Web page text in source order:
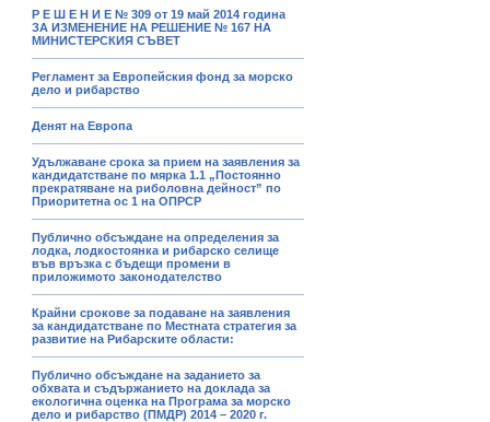
Р Е Ш Е Н И Е № 309 от 19 май 2014 година
ЗА ИЗМЕНЕНИЕ НА РЕШЕНИЕ № 167 НА
МИНИСТЕРСКИЯ СЪВЕТ
Регламент за Европейския фонд за морско
дело и рибарство
Денят на Европа
Удължаване срока за прием на заявления за
кандидатстване по мярка 1.1 „Постоянно
прекратяване на риболовна дейност” по
Приоритетна ос 1 на ОПРСР
Публично обсъждане на определения за
лодка, лодкостоянка и рибарско селище
във връзка с бъдещи промени в
приложимото законодателство
Крайни срокове за подаване на заявления
за кандидатстване по Местната стратегия за
развитие на Рибарските области:
Публично обсъждане на заданието за
обхвата и съдържанието на доклада за
екологична оценка на Програма за морско
дело и рибарство (ПМДР) 2014 – 2020 г.